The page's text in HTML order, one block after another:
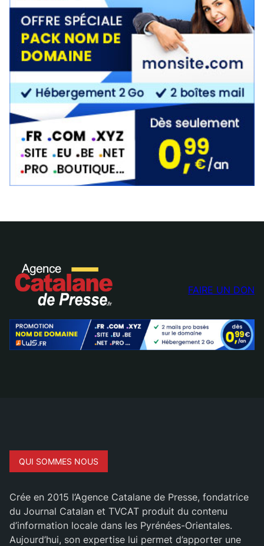
FAIRE UN DON
QUI SOMMES NOUS
Crée en 2015 l’Agence Catalane de Presse, fondatrice
du Journal Catalan et TVCAT produit du contenu
d’information locale dans les Pyrénées-Orientales.
Aujourd’hui, son expertise lui permet d’apporter une